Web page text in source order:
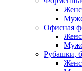
Офисная
Рубашки,